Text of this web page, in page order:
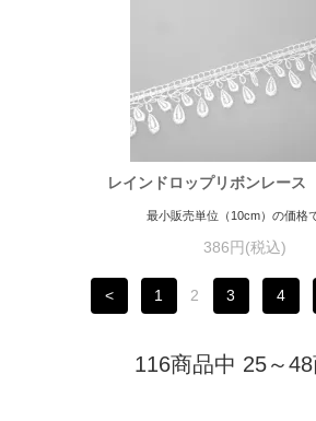
レインドロップリボンレー
最小販売単位（10cm）の価格
386円(税込)
< 1 2 3 4
116商品中 25～